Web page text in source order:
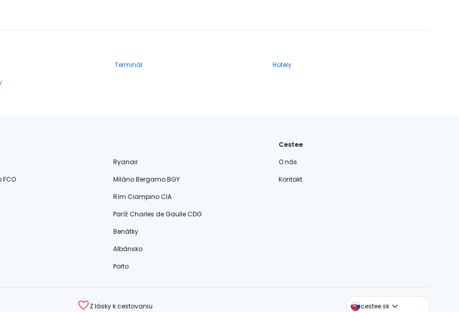
Terminál
Hotely
Ryanair
Miláno Bergamo BGY
Rím Ciampino CIA
Paríž Charles de Gaulle CDG
Benátky
Albánsko
Porto
Cestee
O nás
Kontakt
Z lásky k cestovaniu cestee.sk
cestee.com